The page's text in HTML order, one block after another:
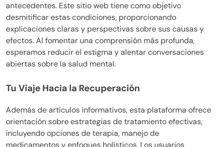
antecedentes. Este sitio web tiene como objetivo
desmitificar estas condiciones, proporcionando
explicaciones claras y perspectivas sobre sus causas y
efectos. Al fomentar una comprensión más profunda,
esperamos reducir el estigma y alentar conversaciones
abiertas sobre la salud mental.
Tu Viaje Hacia la Recuperación
Además de artículos informativos, esta plataforma ofrece
orientación sobre estrategias de tratamiento efectivas,
incluyendo opciones de terapia, manejo de
medicamentos y enfoques holísticos. Los usuarios